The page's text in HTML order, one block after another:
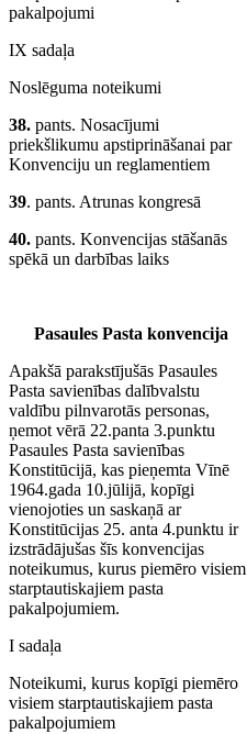
pakalpojumi
IX sadaļa
Noslēguma noteikumi
38. pants. Nosacījumi
priekšlikumu apstiprināšanai par
Konvenciju un reglamentiem
39. pants. Atrunas kongresā
40. pants. Konvencijas stāšanās
spēkā un darbības laiks
Pasaules Pasta konvencija
Apakšā parakstījušās Pasaules
Pasta savienības dalībvalstu
valdību pilnvarotās personas,
ņemot vērā 22.panta 3.punktu
Pasaules Pasta savienības
Konstitūcijā, kas pieņemta Vīnē
1964.gada 10.jūlijā, kopīgi
vienojoties un saskaņā ar
Konstitūcijas 25. anta 4.punktu ir
izstrādājušas šīs konvencijas
noteikumus, kurus piemēro visiem
starptautiskajiem pasta
pakalpojumiem.
I sadaļa
Noteikumi, kurus kopīgi piemēro
visiem starptautiskajiem pasta
pakalpojumiem